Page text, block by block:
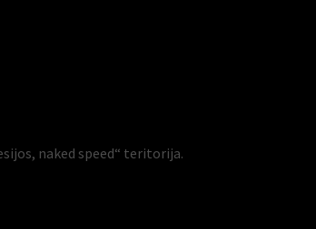
naked speed“ teritorija.